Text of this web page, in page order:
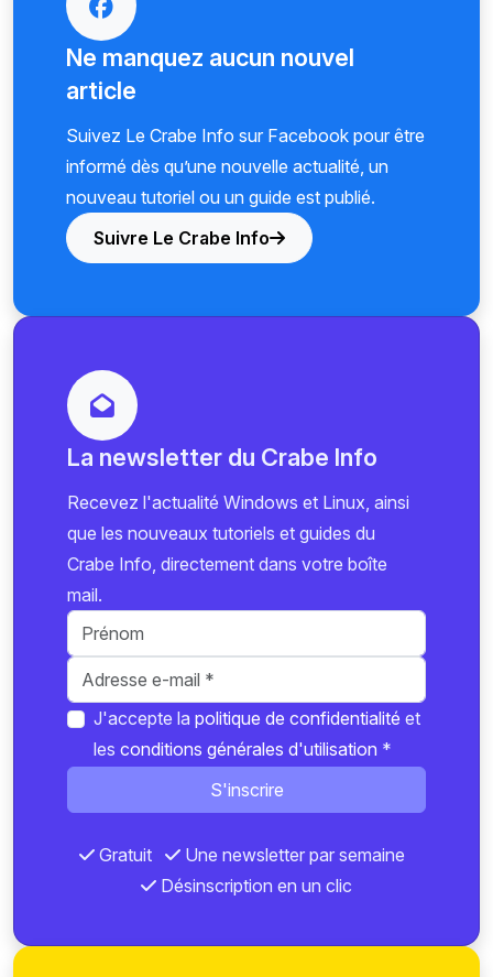
Ne manquez aucun nouvel
article
Suivez Le Crabe Info sur Facebook pour être
informé dès qu’une nouvelle actualité, un
nouveau tutoriel ou un guide est publié.
Suivre Le Crabe Info
La newsletter du Crabe Info
Recevez l'actualité Windows et Linux, ainsi
que les nouveaux tutoriels et guides du
Crabe Info, directement dans votre boîte
mail.
J'accepte la politique de confidentialité et
les conditions générales d'utilisation *
S'inscrire
Gratuit
Une newsletter par semaine
Désinscription en un clic